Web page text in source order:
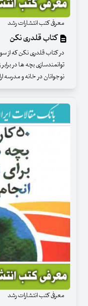
معرفی کتب انتشارات رشد
کتاب قلدری نکن
در کتاب قلدری نکن که از
توانمندسازی بچه ها در
نوجوانان در خانه و مدرسه
معرفی کتب انتشارات رشد